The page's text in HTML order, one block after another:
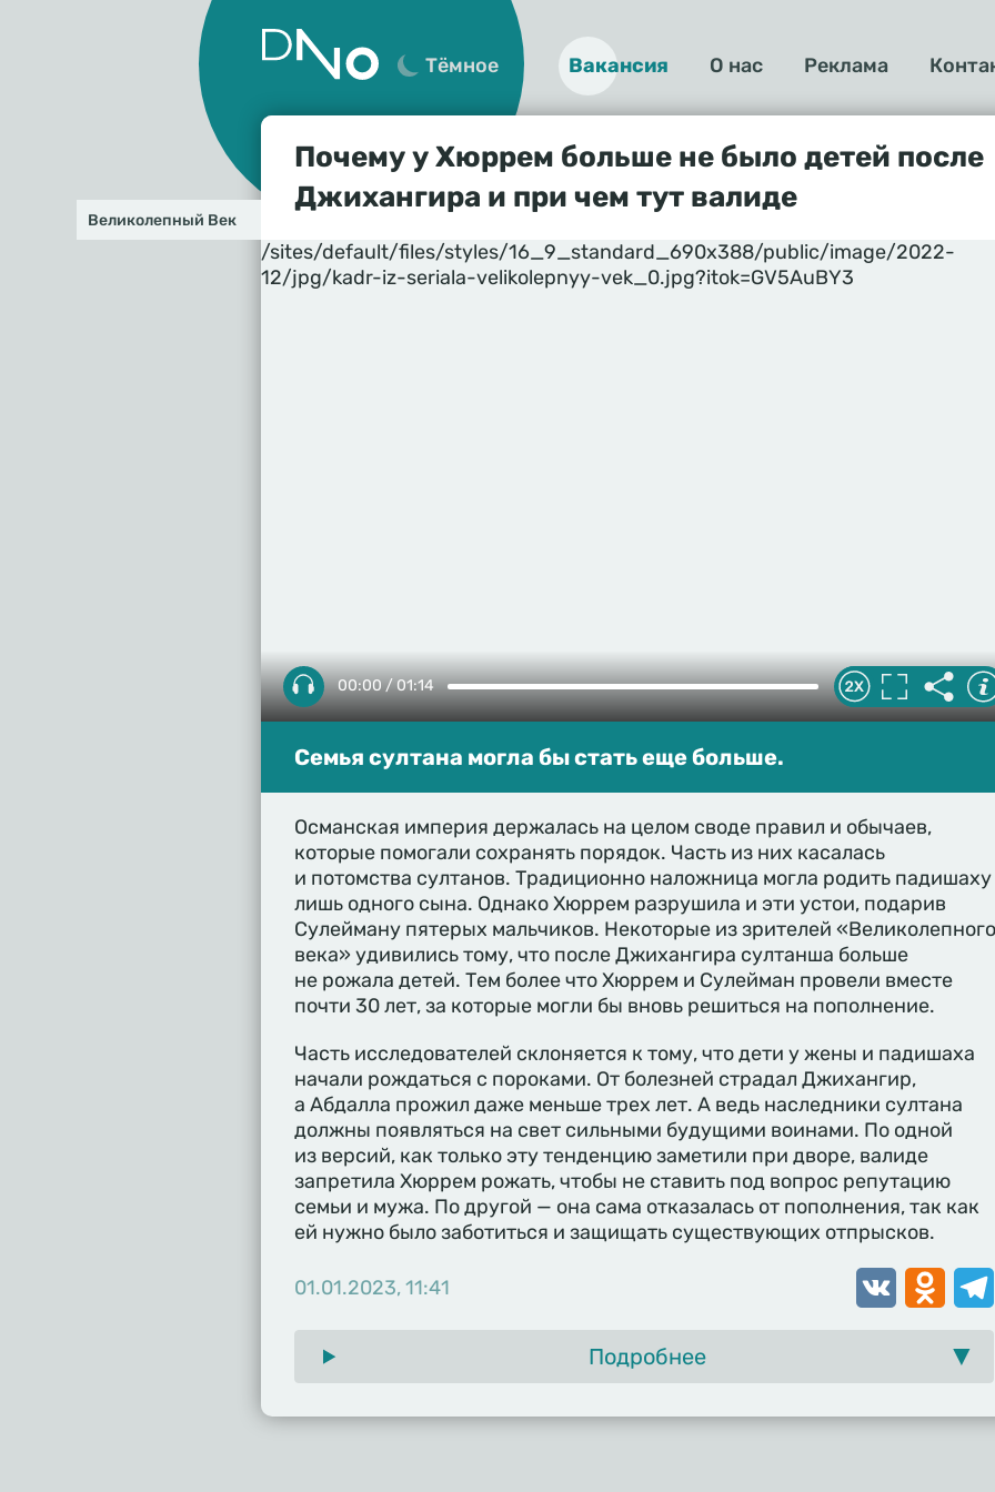
Тёмное
О
нас
Вакансия О нас Реклама
Почему у Хюррем больше не было детей после
Джихангира и при чем тут валиде
/sites/default/files/styles/16_9_standard_690x388/public/image/2022-
12/jpg/kadr-iz-seriala-velikolepnyy-vek_0.jpg?itok=GV5AuBY3
00:00 / 01:14
Семья султана могла бы стать еще больше.
Османская империя держалась на целом своде правил и обычаев,
которые помогали сохранять порядок. Часть из них касалась
и потомства султанов. Традиционно наложница могла родить падишаху
лишь одного сына. Однако Хюррем разрушила и эти устои, подарив
Сулейману пятерых мальчиков. Некоторые из зрителей «Великолепного
века» удивились тому, что после Джихангира султанша больше
не рожала детей. Тем более что Хюррем и Сулейман провели вместе
почти 30 лет, за которые могли бы вновь решиться на пополнение.
Часть исследователей склоняется к тому, что дети у жены и падишаха
начали рождаться с пороками. От болезней страдал Джихангир,
а Абдалла прожил даже меньше трех лет. А ведь наследники султана
должны появляться на свет сильными будущими воинами. По одной
из версий, как только эту тенденцию заметили при дворе, валиде
запретила Хюррем рожать, чтобы не ставить под вопрос репутацию
семьи и мужа. По другой — она сама отказалась от пополнения, так как
ей нужно было заботиться и защищать существующих отпрысков.
01.01.2023, 11:41 VK
Подробнее
Великолепный Век